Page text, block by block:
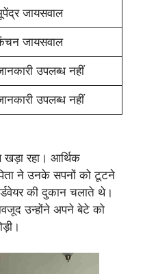
जायसवाल
जायसवाल
उपलब्ध नहीं
उपलब्ध नहीं
खड़ा रहा। आर्थिक
ने उनके सपनों को टूटने
की दुकान चलाते थे।
उन्होंने अपने बेटे को